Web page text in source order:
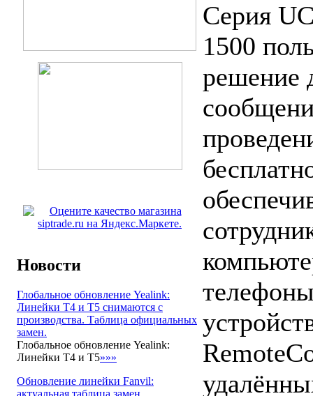
Новости
Глобальное обновление Yealink:
Линейки T4 и T5 снимаются с
производства. Таблица официальных
замен.
Глобальное обновление Yealink:
Линейки T4 и T5»»»
Обновление линейки Fanvil:
актуальная таблица замен.
Серия
1500
решение